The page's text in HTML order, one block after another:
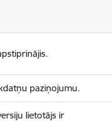
paziņojumu.
lietotājs ir